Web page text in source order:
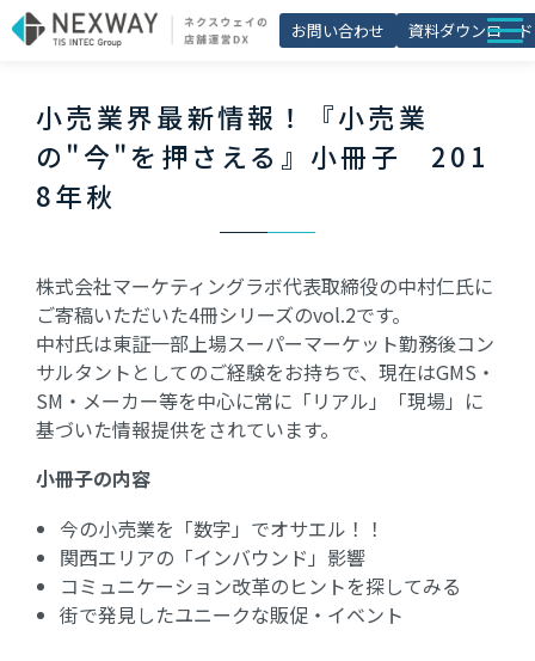
お問い合わせ 資料ダウンロード
導入事例
セミナー
よくあるご質問
お役立ち資料一覧
小売業界最新情報！『小売業
の"今"を押さえる』小冊子　201
8年秋
株式会社マーケティングラボ代表取締役の中村仁氏に
ご寄稿いただいた4冊シリーズのvol.2です。
中村氏は東証一部上場スーパーマーケット勤務後コン
サルタントとしてのご経験をお持ちで、現在はGMS・
SM・メーカー等を中心に常に「リアル」「現場」に
基づいた情報提供をされています。
小冊子の内容
今の小売業を「数字」でオサエル！！
関西エリアの「インバウンド」影響
コミュニケーション改革のヒントを探してみる
街で発見したユニークな販促・イベント